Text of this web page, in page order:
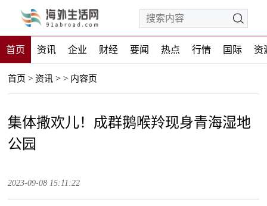
首页 资讯 企业 财经 要闻 热点 行情 国际 资
首页 > 资讯 > > 内容页
集体撒欢儿！成群鹅喉羚现身青海湿地
公园
2023-09-08 15:11:22